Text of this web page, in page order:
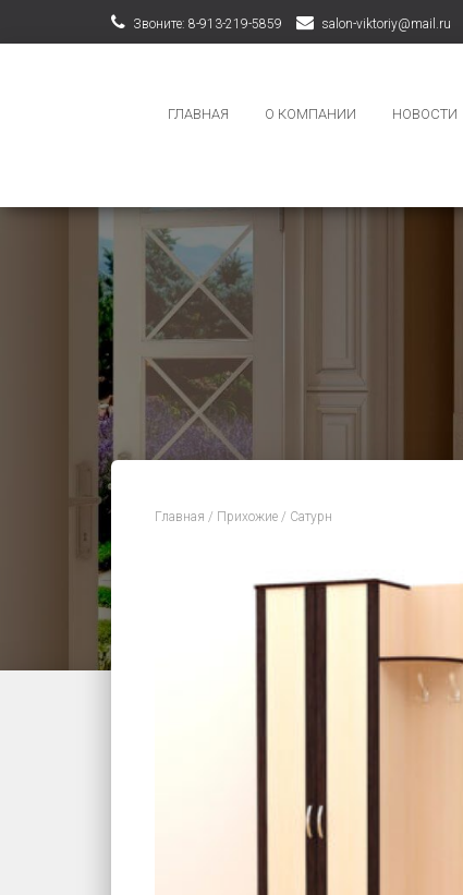
Звоните: 8-913-219-5859 salon-viktoriy@mail.ru
ГЛАВНАЯ О КОМПАНИИ НОВОСТИ
Главная / Прихожие / Сатурн